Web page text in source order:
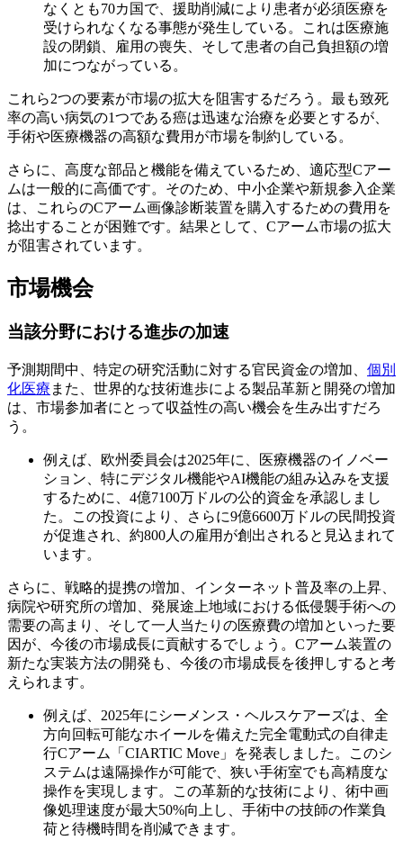
なくとも70カ国で、援助削減により患者が必須医療を
受けられなくなる事態が発生している。これは医療施
設の閉鎖、雇用の喪失、そして患者の自己負担額の増
加につながっている。
これら2つの要素が市場の拡大を阻害するだろう。最も致死
率の高い病気の1つである癌は迅速な治療を必要とするが、
手術や医療機器の高額な費用が市場を制約している。
さらに、高度な部品と機能を備えているため、適応型Cアー
ムは一般的に高価です。そのため、中小企業や新規参入企業
は、これらのCアーム画像診断装置を購入するための費用を
捻出することが困難です。結果として、Cアーム市場の拡大
が阻害されています。
市場機会
当該分野における進歩の加速
予測期間中、特定の研究活動に対する官民資金の増加、 個別
化医療 また、世界的な技術進歩による製品革新と開発の増加
は、市場参加者にとって収益性の高い機会を生み出すだろ
う。
例えば、欧州委員会は2025年に、医療機器のイノベー
ション、特にデジタル機能やAI機能の組み込みを支援
するために、4億7100万ドルの公的資金を承認しまし
た。この投資により、さらに9億6600万ドルの民間投資
が促進され、約800人の雇用が創出されると見込まれて
います。
さらに、戦略的提携の増加、インターネット普及率の上昇、
病院や研究所の増加、発展途上地域における低侵襲手術への
需要の高まり、そして一人当たりの医療費の増加といった要
因が、今後の市場成長に貢献するでしょう。Cアーム装置の
新たな実装方法の開発も、今後の市場成長を後押しすると考
えられます。
例えば、2025年にシーメンス・ヘルスケアーズは、全
方向回転可能なホイールを備えた完全電動式の自律走
行Cアーム「CIARTIC Move」を発表しました。このシ
ステムは遠隔操作が可能で、狭い手術室でも高精度な
操作を実現します。この革新的な技術により、術中画
像処理速度が最大50%向上し、手術中の技師の作業負
荷と待機時間を削減できます。